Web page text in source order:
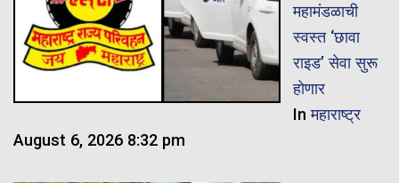
महामंडळाची
स्वस्त ‘छावा
राइड’ सेवा सुरू
होणार
Inमहाराष्ट्र
August 6, 2026 8:32 pm